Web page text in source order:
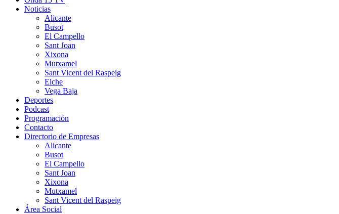
Noticias
Alicante
Busot
El Campello
Sant Joan
Xixona
Mutxamel
Sant Vicent del Raspeig
Elche
Vega Baja
Deportes
Podcast
Programación
Contacto
Directorio de Empresas
Alicante
Busot
El Campello
Sant Joan
Xixona
Mutxamel
Sant Vicent del Raspeig
Área Social